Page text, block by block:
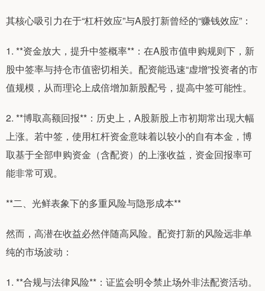
其核心吸引力在于“杠杆效应”与A股打新曾经的“赚钱效应”：
1. **资金放大，提升中签概率**：在A股市值申购规则下，新
股中签率与持仓市值密切相关。配资能迅速“虚增”投资者的市
值规模，从而理论上成倍增加新股配号，提高中签可能性。
2. **博取高额回报**：历史上，A股新股上市初期常出现大幅
上涨。若中签，使用杠杆资金意味着以较小的自有本金，博
取基于全部申购资金（含配资）的上涨收益，资金回报率可
能非常可观。
**二、光鲜表象下的多重风险与隐形成本**
然而，高潜在收益必然伴随高风险。配资打新的风险远非单
纯的市场波动：
1. **合规与法律风险**：证监会明令禁止场外非法配资活动。